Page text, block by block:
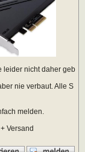
leider nicht daher geb
nie verbaut. Alle S
melden.
Versand